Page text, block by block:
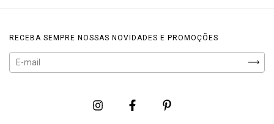
RECEBA SEMPRE NOSSAS NOVIDADES E PROMOÇÕES